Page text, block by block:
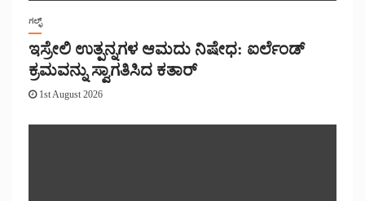
ಗಲ್ಫ್
ಇಸ್ರೇಲಿ ಉತ್ಪನ್ನಗಳ ಆಮದು ನಿಷೇಧ: ಐರ್ಲೆಂಡ್
ಕ್ರಮವನ್ನು ಸ್ವಾಗತಿಸಿದ ಕತಾರ್
1st August 2026